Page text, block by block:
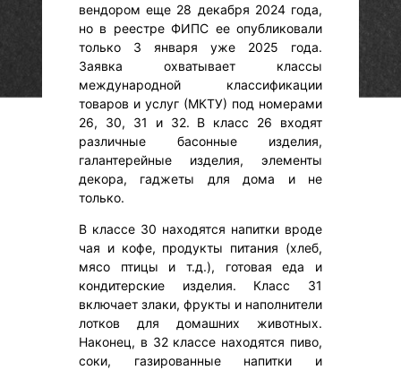
вендором еще 28 декабря 2024 года,
но в реестре ФИПС ее опубликовали
только 3 января уже 2025 года.
Заявка охватывает классы
международной классификации
товаров и услуг (МКТУ) под номерами
26, 30, 31 и 32. В класс 26 входят
различные басонные изделия,
галантерейные изделия, элементы
декора, гаджеты для дома и не
только.
В классе 30 находятся напитки вроде
чая и кофе, продукты питания (хлеб,
мясо птицы и т.д.), готовая еда и
кондитерские изделия. Класс 31
включает злаки, фрукты и наполнители
лотков для домашних животных.
Наконец, в 32 классе находятся пиво,
соки, газированные напитки и